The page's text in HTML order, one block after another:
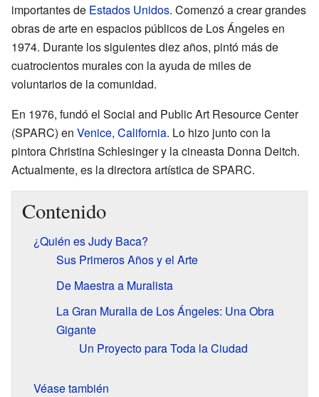
importantes de Estados Unidos. Comenzó a crear grandes
obras de arte en espacios públicos de Los Ángeles en
1974. Durante los siguientes diez años, pintó más de
cuatrocientos murales con la ayuda de miles de
voluntarios de la comunidad.
En 1976, fundó el Social and Public Art Resource Center
(SPARC) en Venice, California. Lo hizo junto con la
pintora Christina Schlesinger y la cineasta Donna Deitch.
Actualmente, es la directora artística de SPARC.
Contenido
¿Quién es Judy Baca?
Sus Primeros Años y el Arte
De Maestra a Muralista
La Gran Muralla de Los Ángeles: Una Obra
Gigante
Un Proyecto para Toda la Ciudad
Véase también